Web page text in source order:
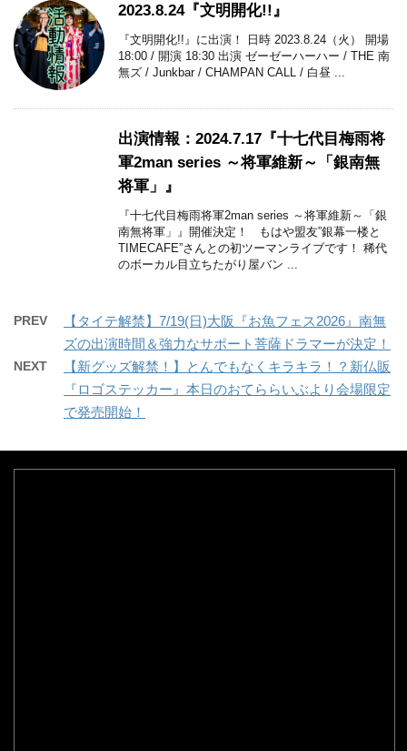
2023.8.24『文明開化!!』
『文明開化!!』に出演！ 日時 2023.8.24（火） 開場
18:00 / 開演 18:30 出演 ゼーゼーハーハー / THE 南
無ズ / Junkbar / CHAMPAN CALL / 白昼 ...
出演情報：2024.7.17『十七代目梅雨将
軍2man series ～将軍維新～「銀南無
将軍」』
『十七代目梅雨将軍2man series ～将軍維新～「銀
南無将軍」』開催決定！ もはや盟友”銀幕一楼と
TIMECAFE”さんとの初ツーマンライブです！ 稀代
のボーカル目立ちたがり屋バン ...
PREV
【タイテ解禁】7/19(日)大阪『お魚フェス2026』南無
ズの出演時間＆強力なサポート菩薩ドラマーが決定！
NEXT
【新グッズ解禁！】とんでもなくキラキラ！？新仏販
『ロゴステッカー』本日のおてららいぶより会場限定
で発売開始！